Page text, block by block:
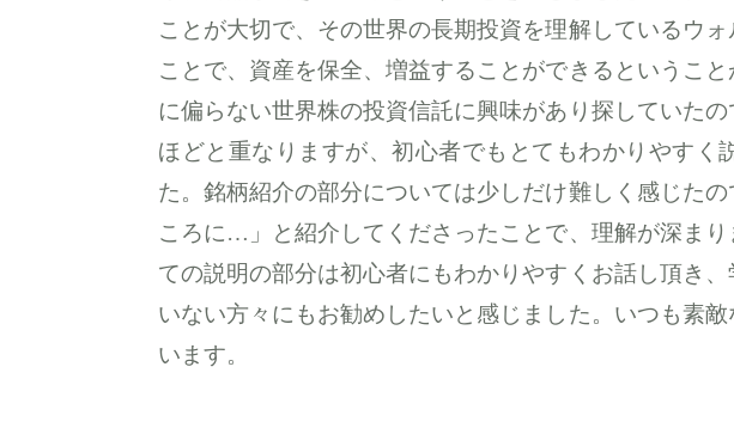
ことが大切で、その世界の長期投資を理解しているウ
ことで、資産を保全、増益することができるというこ
に偏らない世界株の投資信託に興味があり探していた
ほどと重なりますが、初心者でもとてもわかりやすく
た。銘柄紹介の部分については少しだけ難しく感じた
ころに…」と紹介してくださったことで、理解が深ま
ての説明の部分は初心者にもわかりやすくお話し頂き
いない方々にもお勧めしたいと感じました。いつも素
います。